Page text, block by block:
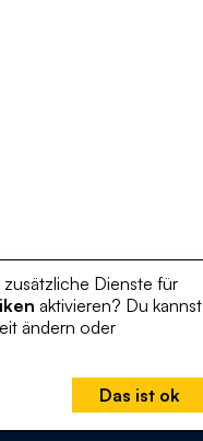
Dienste für
aktivieren? Du kannst
ändern oder
Das ist ok